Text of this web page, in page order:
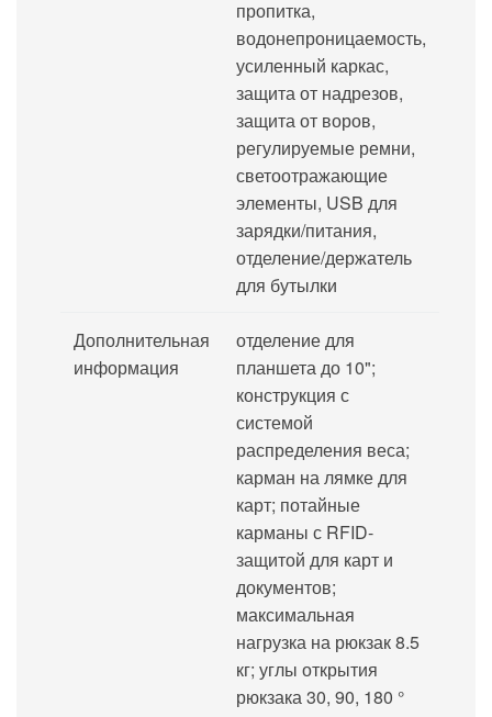
пропитка,
водонепроницаемость,
усиленный каркас,
защита от надрезов,
защита от воров,
регулируемые ремни,
светоотражающие
элементы, USB для
зарядки/питания,
отделение/держатель
для бутылки
Дополнительная
информация
отделение для
планшета до 10";
конструкция с
системой
распределения веса;
карман на лямке для
карт; потайные
карманы с RFID-
защитой для карт и
документов;
максимальная
нагрузка на рюкзак 8.5
кг; углы открытия
рюкзака 30, 90, 180 °